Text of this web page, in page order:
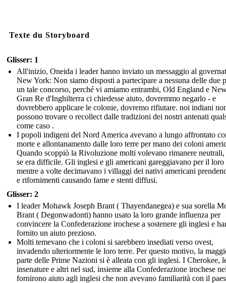
Texte du Storyboard
Glisser: 1
All'inizio, Oneida i leader hanno inviato un messaggio al
New York: Non siamo disposti a partecipare a nessuna delle due
un tale concorso, perché vi amiamo entrambi, Old England e
Gran Re d'Inghilterra ci chiedesse aiuto, dovremmo negarlo - e
dovrebbero applicare le colonie, dovremo rifiutare. noi indiani
possono trovare o recollect dalle tradizioni dei nostri antenati
come caso .
I popoli indigeni del Nord America avevano a lungo affrontato
morte e allontanamento dalle loro terre per mano dei coloni
Quando scoppiò la Rivoluzione molti volevano rimanere neutrali,
se era difficile. Gli inglesi e gli americani gareggiavano per il loro
mentre a volte decimavano i villaggi dei nativi americani
e rifornimenti causando fame e stenti diffusi.
Glisser: 2
I leader Mohawk Joseph Brant ( Thayendanegea) e sua sorella
Brant ( Degonwadonti) hanno usato la loro grande influenza per
convincere la Confederazione irochese a sostenere gli inglesi e
fornito un aiuto prezioso.
Molti temevano che i coloni si sarebbero insediati verso ovest,
invadendo ulteriormente le loro terre. Per questo motivo, la
parte delle Prime Nazioni si è alleata con gli inglesi. I Cherokee,
insenature e altri nel sud, insieme alla Confederazione irochese
fornirono aiuto agli inglesi che non avevano familiarità con il